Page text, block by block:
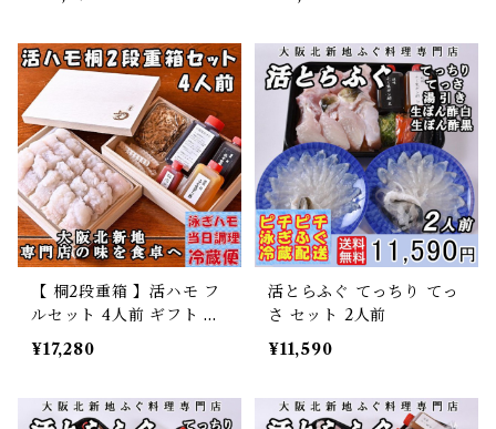
【 桐2段重箱 】活ハモ フ
ルセット 4人前 ギフト お
中元
¥17,280
活とらふぐ てっちり てっ
さ セット 2人前
¥11,590